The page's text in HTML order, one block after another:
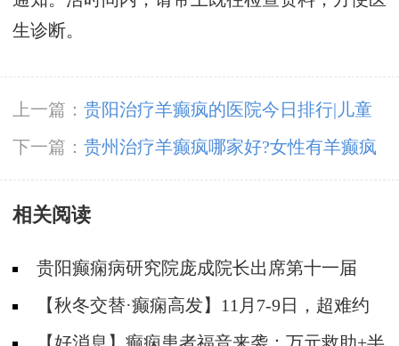
生诊断。
上一篇： 贵阳治疗羊癫疯的医院今日排行|儿童
癫痫病治疗了为什么会复发?
下一篇： 贵州治疗羊癫疯哪家好?女性有羊癫疯
会有哪些不好影响?
相关阅读
贵阳癫痫病研究院庞成院长出席第十一届
CAAE国际癫痫论坛暨协会成立20周年庆典
【秋冬交替·癫痫高发】11月7-9日，超难约